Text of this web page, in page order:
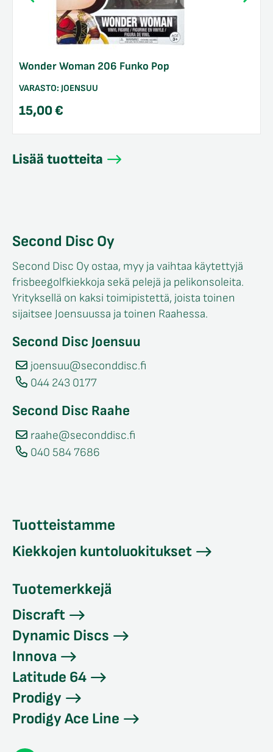
Wonder Woman 206 Funko Pop
VARASTO: JOENSUU
15,00€
Lisää tuotteita
Second Disc Oy
Second Disc Oy ostaa, myy ja vaihtaa käytettyjä
frisbeegolfkiekkoja sekä pelejä ja pelikonsoleita.
Yrityksellä on kaksi toimipistettä, joista toinen
sijaitsee Joensuussa ja toinen Raahessa.
Second Disc Joensuu
joensuu@seconddisc.fi
044 243 0177
Second Disc Raahe
raahe@seconddisc.fi
040 584 7686
Tuotteistamme
Kiekkojen kuntoluokitukset
Tuotemerkkejä
Discraft
Dynamic Discs
Innova
Latitude 64
Prodigy
Prodigy Ace Line